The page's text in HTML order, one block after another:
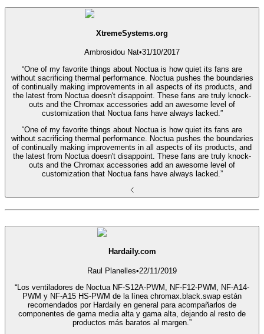
XtremeSystems.org
Ambrosidou Nat•31/10/2017
“One of my favorite things about Noctua is how quiet its fans are
without sacrificing thermal performance. Noctua pushes the boundaries
of continually making improvements in all aspects of its products, and
the latest from Noctua doesn't disappoint. These fans are truly knock-
outs and the Chromax accessories add an awesome level of
customization that Noctua fans have always lacked.”
“One of my favorite things about Noctua is how quiet its fans are
without sacrificing thermal performance. Noctua pushes the boundaries
of continually making improvements in all aspects of its products, and
the latest from Noctua doesn't disappoint. These fans are truly knock-
outs and the Chromax accessories add an awesome level of
customization that Noctua fans have always lacked.”
Hardaily.com
Raul Planelles•22/11/2019
“Los ventiladores de Noctua NF-S12A-PWM, NF-F12-PWM, NF-A14-
PWM y NF-A15 HS-PWM de la línea chromax.black.swap están
recomendados por Hardaily en general para acompañarlos de
componentes de gama media alta y gama alta, dejando al resto de
productos más baratos al margen.”